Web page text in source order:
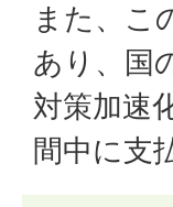
また、こ
あり、国
対策加速
間中に支